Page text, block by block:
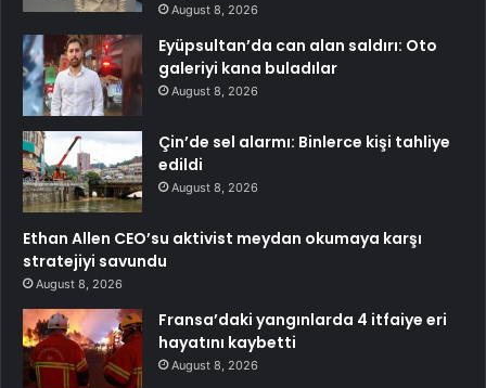
August 8, 2026
Eyüpsultan’da can alan saldırı: Oto
galeriyi kana buladılar
August 8, 2026
Çin’de sel alarmı: Binlerce kişi tahliye
edildi
August 8, 2026
Ethan Allen CEO’su aktivist meydan okumaya karşı
stratejiyi savundu
August 8, 2026
Fransa’daki yangınlarda 4 itfaiye eri
hayatını kaybetti
August 8, 2026